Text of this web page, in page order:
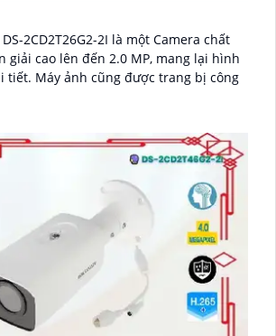
2CD2T26G2-2I là một Camera chất
giải cao lên đến 2.0 MP, mang lại hình
bị công